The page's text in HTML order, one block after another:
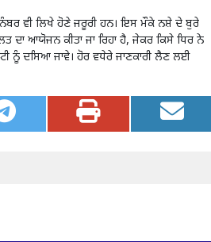
ਲਿਖੇ ਹੋਣੇ ਜਰੂਰੀ ਹਨ। ਇਸ ਮੌਕੇ ਨਸ਼ੇ ਦੇ ਬੁਰੇ
ਦਾ ਆਯੋਜਨ ਕੀਤਾ ਜਾ ਰਿਹਾ ਹੈ, ਜੇਕਰ ਕਿਸੇ ਧਿਰ ਨੇ
ਨੂੰ ਦਸਿਆ ਜਾਵੇ। ਹੋਰ ਵਧੇਰੇ ਜਾਣਕਾਰੀ ਲੈਣ ਲਈ